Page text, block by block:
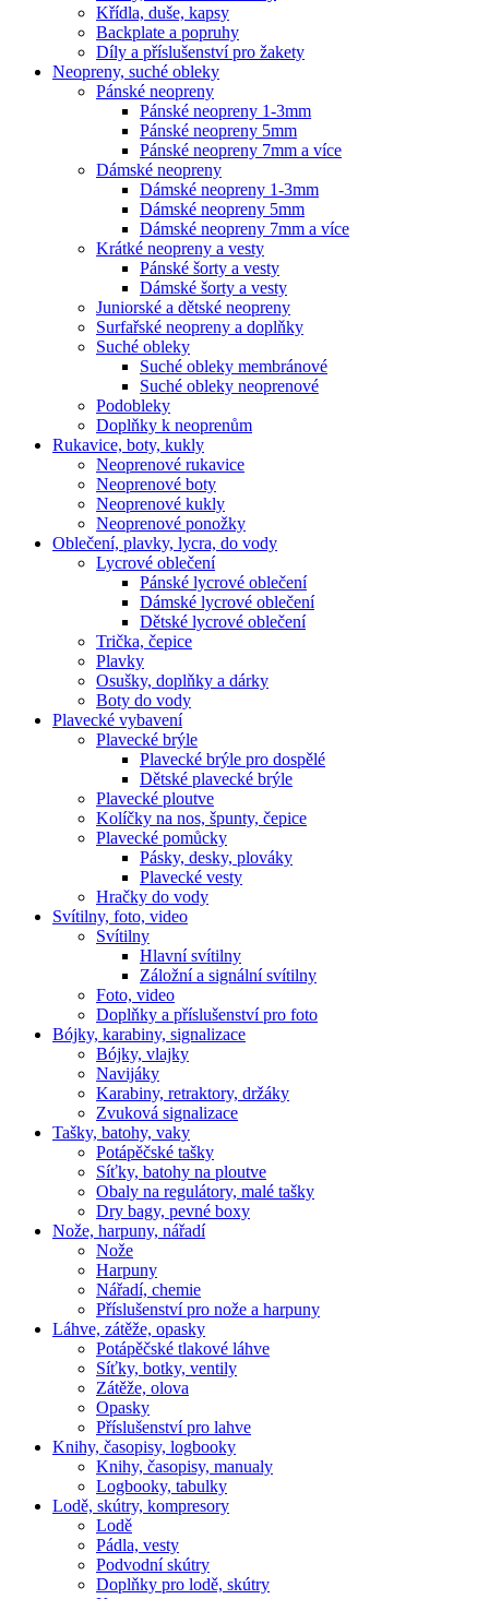
Křídla, duše, kapsy
Backplate a popruhy
Díly a příslušenství pro žakety
Neopreny, suché obleky
Pánské neopreny
Pánské neopreny 1-3mm
Pánské neopreny 5mm
Pánské neopreny 7mm a více
Dámské neopreny
Dámské neopreny 1-3mm
Dámské neopreny 5mm
Dámské neopreny 7mm a více
Krátké neopreny a vesty
Pánské šorty a vesty
Dámské šorty a vesty
Juniorské a dětské neopreny
Surfařské neopreny a doplňky
Suché obleky
Suché obleky membránové
Suché obleky neoprenové
Podobleky
Doplňky k neoprenům
Rukavice, boty, kukly
Neoprenové rukavice
Neoprenové boty
Neoprenové kukly
Neoprenové ponožky
Oblečení, plavky, lycra, do vody
Lycrové oblečení
Pánské lycrové oblečení
Dámské lycrové oblečení
Dětské lycrové oblečení
Trička, čepice
Plavky
Osušky, doplňky a dárky
Boty do vody
Plavecké vybavení
Plavecké brýle
Plavecké brýle pro dospělé
Dětské plavecké brýle
Plavecké ploutve
Kolíčky na nos, špunty, čepice
Plavecké pomůcky
Pásky, desky, plováky
Plavecké vesty
Hračky do vody
Svítilny, foto, video
Svítilny
Hlavní svítilny
Záložní a signální svítilny
Foto, video
Doplňky a příslušenství pro foto
Bójky, karabiny, signalizace
Bójky, vlajky
Navijáky
Karabiny, retraktory, držáky
Zvuková signalizace
Tašky, batohy, vaky
Potápěčské tašky
Síťky, batohy na ploutve
Obaly na regulátory, malé tašky
Dry bagy, pevné boxy
Nože, harpuny, nářadí
Nože
Harpuny
Nářadí, chemie
Příslušenství pro nože a harpuny
Láhve, zátěže, opasky
Potápěčské tlakové láhve
Síťky, botky, ventily
Zátěže, olova
Opasky
Příslušenství pro lahve
Knihy, časopisy, logbooky
Knihy, časopisy, manualy
Logbooky, tabulky
Lodě, skútry, kompresory
Lodě
Pádla, vesty
Podvodní skútry
Doplňky pro lodě, skútry